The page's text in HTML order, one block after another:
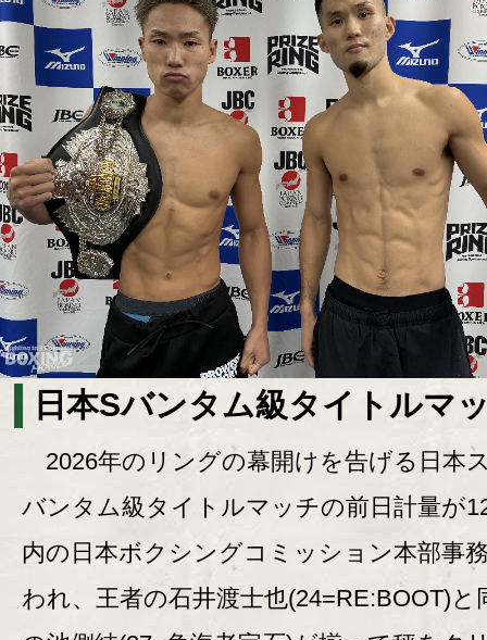
日本Sバンタム級タイトルマ
2026年のリングの幕開けを告げる日本
バンタム級タイトルマッチの前日計量が
内の日本ボクシングコミッション本部事
われ、王者の石井渡士也(24=RE:BOOT)と